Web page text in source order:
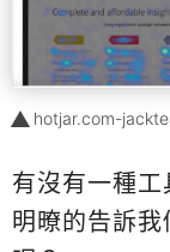
hotjar.com-
有沒有一種
明暸的告訴